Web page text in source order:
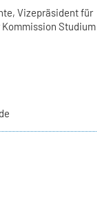
Vizepräsident für
Studium